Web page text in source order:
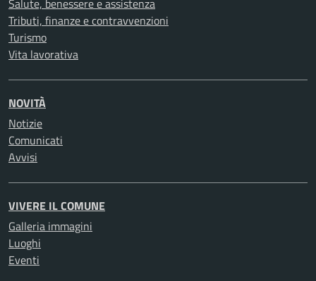
Salute, benessere e assistenza
Tributi, finanze e contravvenzioni
Turismo
Vita lavorativa
NOVITÀ
Notizie
Comunicati
Avvisi
VIVERE IL COMUNE
Galleria immagini
Luoghi
Eventi